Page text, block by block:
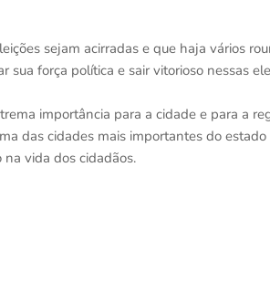
sejam acirradas e que haja vários
força política e sair vitorioso nessas
importância para a cidade e para a
das cidades mais importantes do estado
vida dos cidadãos.